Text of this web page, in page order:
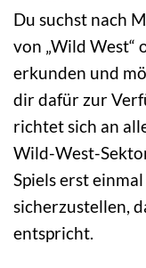
Du suchst nach
von „Wild West“
erkunden und
dir dafür zur
richtet sich an
Wild-West-
Spiels erst
sicherzustellen,
entspricht.